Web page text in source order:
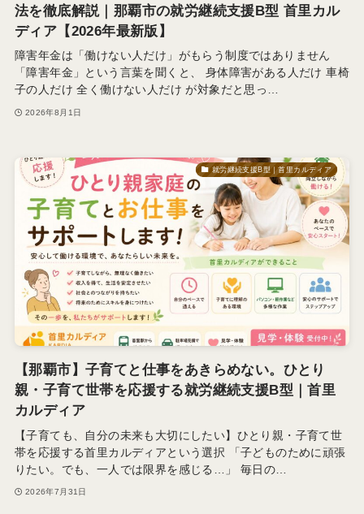
法を徹底解説｜那覇市の就労継続支援B型 首里カル
ディア【2026年最新版】
障害年金は「働けない人だけ」がもらう制度ではありません
「障害年金」という言葉を聞くと、 身体障害がある人だけ 車椅
子の人だけ 全く働けない人だけ が対象だと思っ…
2026年8月1日
就労継続支援B型｜首里カルディア
【那覇市】子育てと仕事をあきらめない。ひとり
親・子育て世帯を応援する就労継続支援B型｜首里
カルディア
【子育ても、自分の未来も大切にしたい】ひとり親・子育て世
帯を応援する首里カルディアという選択 「子どものために頑張
りたい。でも、一人では限界を感じる…」 毎日の…
2026年7月31日